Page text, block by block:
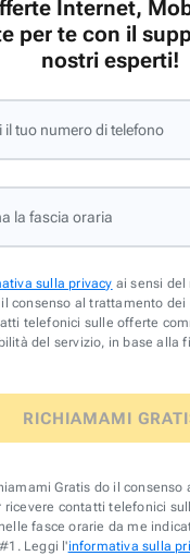
Internet,
per te con il
nostri esperti!
il tuo numero di telefono
la fascia oraria
sulla privacy ai sensi del
consenso al trattamento
telefonici sulle offerte
del servizio, in base alla
RICHIAMAMI
Gratis do il
ricevere contatti telefonici
fasce orarie da me
#1. Leggi l'informativa sulla